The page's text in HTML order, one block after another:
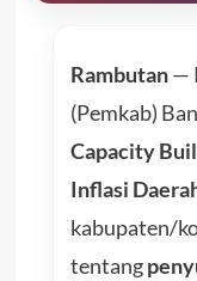
Rambutan—
(Pemkab)
Capacity
Inflasi
kabupaten/
tentang